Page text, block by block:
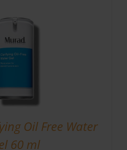
Oil Free Water
60 ml